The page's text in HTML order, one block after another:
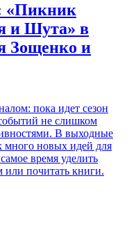
«Пикник
и Шута» в
Зощенко и
пока идет сезон
не слишком
В выходные
много новых идей для
время уделить
почитать книги.